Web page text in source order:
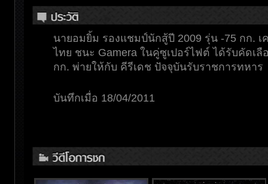
นายอมยิ้ม รองแชมป์นักสู้ปี 2009 รุ่น -75 กก. เ
ไทย ชนะ Gamera ในคู่ซูเปอร์ไฟต์ ได้รับคัดเลื
กก. พ่ายให้กับ คีรีเดช ปัจจุบันรับราชการทหาร
บันทึกเมื่อ 18/04/2011